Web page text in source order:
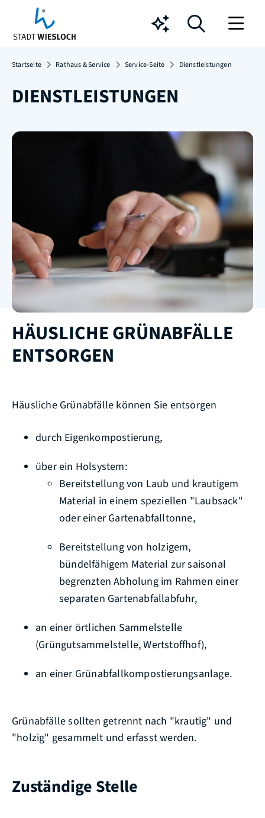
Chatbot
Startseite Rathaus & Service Service-Seite Dienstleistungen
DIENSTLEISTUNGEN
HÄUSLICHE GRÜNABFÄLLE
ENTSORGEN
Häusliche Grünabfälle können Sie entsorgen
durch Eigenkompostierung,
über ein Holsystem:
Bereitstellung von Laub und krautigem
Material in einem speziellen "Laubsack"
oder einer Gartenabfalltonne,
Bereitstellung von holzigem,
bündelfähigem Material zur saisonal
begrenzten Abholung im Rahmen einer
separaten Gartenabfallabfuhr,
an einer örtlichen Sammelstelle
(Grüngutsammelstelle, Wertstoffhof),
an einer Grünabfallkompostierungsanlage.
Grünabfälle sollten getrennt nach "krautig" und
"holzig" gesammelt und erfasst werden.
Zuständige Stelle